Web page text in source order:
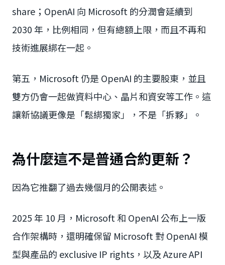
share；OpenAI 向 Microsoft 的分潤會延續到
2030 年，比例相同，但有總額上限，而且不再和
技術進展綁在一起。
第五，Microsoft 仍是 OpenAI 的主要股東，並且
雙方仍會一起做資料中心、晶片和資安等工作。這
讓新協議更像是「鬆綁獨家」，不是「拆夥」。
為什麼這不是普通合約更新？
因為它推翻了過去幾個月的公開表述。
2025 年 10 月，Microsoft 和 OpenAI 公布上一版
合作架構時，還明確保留 Microsoft 對 OpenAI 模
型與產品的 exclusive IP rights，以及 Azure API